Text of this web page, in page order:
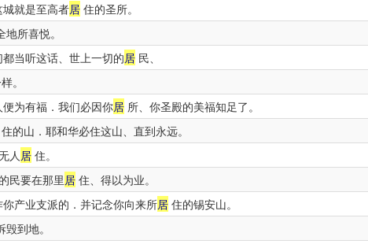
就是至高者居 住的圣所。
所喜悦。
当听这话、世上一切的居 民、
。
为有福．我们必因你居 所、你圣殿的美福知足了。
住的山．耶和华必住这山、直到永远。
人居 住。
民要在那里居 住、得以为业。
产业支派的．并记念你向来所居 住的锡安山。
毁到地。